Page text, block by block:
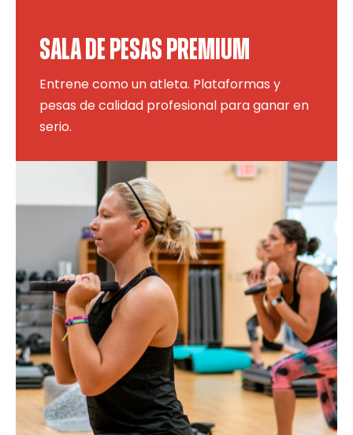
SALA DE PESAS PREMIUM
Entrene como un atleta. Plataformas y
pesas de calidad profesional para ganar en
serio.